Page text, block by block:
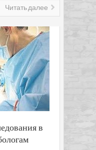
Читать далее
в